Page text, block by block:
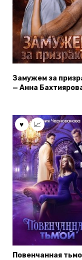
Замужем за
— Анна
Повенчанная